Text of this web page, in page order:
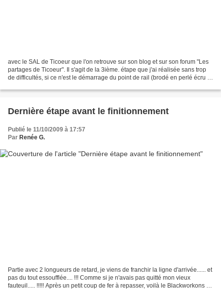
avec le SAL de Ticoeur que l'on retrouve sur son blog et sur son forum "Les
partages de Ticoeur". Il s'agit de la 3ième. étape que j'ai réalisée sans trop
de difficultés, si ce n'est le démarrage du point de rail (brodé en perlé écru 8
Dernière étape avant le finitionnement
Publié le 11/10/2009 à 17:57
Par Renée G.
Partie avec 2 longueurs de retard, je viens de franchir la ligne d'arrivée...... et
pas du tout essoufflée.... !!! Comme si je n'avais pas quitté mon vieux
fauteuil..... !!!!! Après un petit coup de fer à repasser, voilà le Blackworkons de